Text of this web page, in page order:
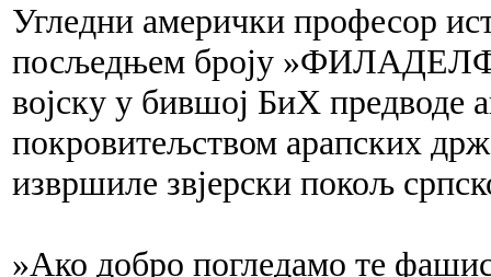
Угледни амерички професор
посљедњем броју
војску у бившој БиХ предводе
покровитељством арапских
извршиле звјерски покољ
»Ако добро погледамо те